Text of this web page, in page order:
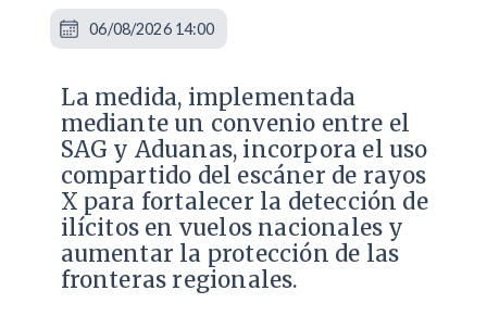
La medida, implementada
mediante un convenio entre el
SAG y Aduanas, incorpora el uso
compartido del escáner de rayos
X para fortalecer la detección de
ilícitos en vuelos nacionales y
aumentar la protección de las
fronteras regionales.
06/08/2026 14:00